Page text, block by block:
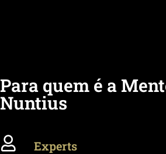
Para quem é a
Nuntius
Experts